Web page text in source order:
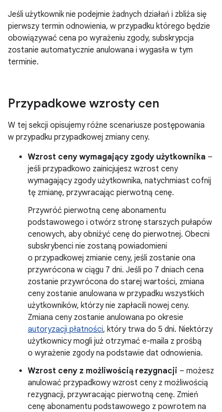
Jeśli użytkownik nie podejmie żadnych działań i zbliża się
pierwszy termin odnowienia, w przypadku którego będzie
obowiązywać cena po wyrażeniu zgody, subskrypcja
zostanie automatycznie anulowana i wygasła w tym
terminie.
Przypadkowe wzrosty cen
W tej sekcji opisujemy różne scenariusze postępowania
w przypadku przypadkowej zmiany ceny.
Wzrost ceny wymagający zgody użytkownika –
jeśli przypadkowo zainicjujesz wzrost ceny
wymagający zgody użytkownika, natychmiast cofnij
tę zmianę, przywracając pierwotną cenę.
Przywróć pierwotną cenę abonamentu
podstawowego i otwórz stronę starszych pułapów
cenowych, aby obniżyć cenę do pierwotnej. Obecni
subskrybenci nie zostaną powiadomieni
o przypadkowej zmianie ceny, jeśli zostanie ona
przywrócona w ciągu 7 dni. Jeśli po 7 dniach cena
zostanie przywrócona do starej wartości, zmiana
ceny zostanie anulowana w przypadku wszystkich
użytkowników, którzy nie zapłacili nowej ceny.
Zmiana ceny zostanie anulowana po okresie
autoryzacji płatności, który trwa do 5 dni. Niektórzy
użytkownicy mogli już otrzymać e-maila z prośbą
o wyrażenie zgody na podstawie dat odnowienia.
Wzrost ceny z możliwością rezygnacji – możesz
anulować przypadkowy wzrost ceny z możliwością
rezygnacji, przywracając pierwotną cenę. Zmień
cenę abonamentu podstawowego z powrotem na